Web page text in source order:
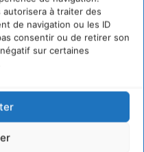
à traiter des
de navigation ou les ID
consentir ou de retirer son
sur certaines